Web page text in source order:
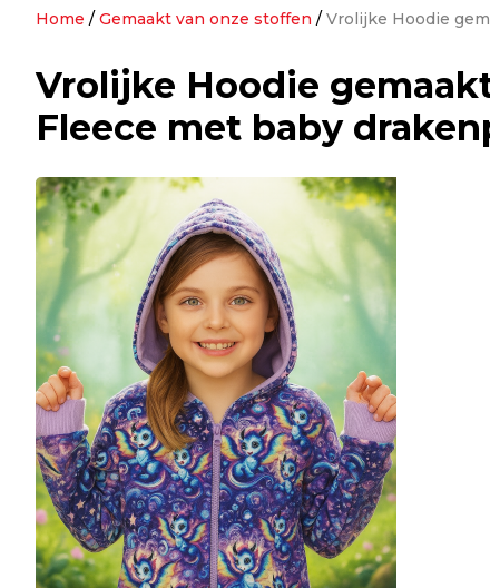
Home / Gemaakt van onze stoffen / Vrolijke Hoodie
Vrolijke Hoodie
Fleece met baby